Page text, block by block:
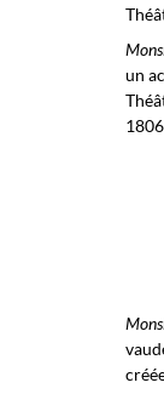
un